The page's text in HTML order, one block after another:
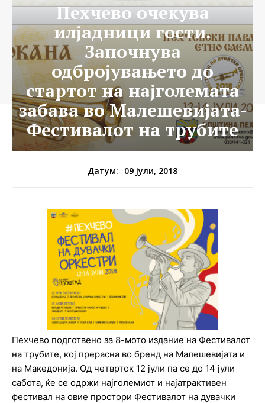
Пехчево очекува
илјадници гости.
Започнува
одбројувањето до
стартот на најголемата
забава во Малешевијата-
Фестивалот на трубите
Датум: 09 јули, 2018
Пехчево подготвено за 8-мото издание на Фестивалот
на трубите, кој прерасна во бренд на Малешевијата и
на Македонија. Од четврток 12 јули па се до 14 јули
сабота, ќе се одржи најголемиот и најатрактивен
фестивал на овие простори Фестивалот на дувачки